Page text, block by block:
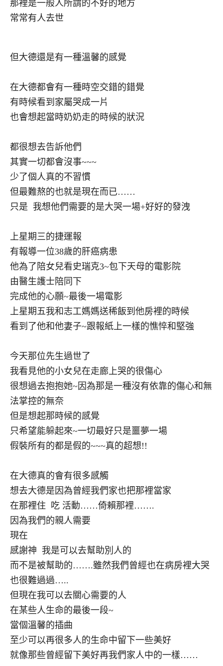
那裡是一般人所謂的不好的地方
常常有人去世
但大德還是有一種溫馨的感覺
在大德都會有一種時空交錯的錯覺
有時候看到家屬哭成一片
也會想起當時奶奶走的時候的狀況
都很想去告訴他們
其實一切都會沒事~~~
少了個人真的不習慣
但最難熬的也就是現在而已……
只是 我想他們需要的是大哭一場+好好的發洩
上星期三的捷運報
有報導一位38歲的肝癌病患
他為了陪女兒看史瑞克3~包下天母的電影院
由醫生護士陪同下
完成他的心願~最後一場電影
上星期五我和志工媽媽送稀飯到他房裡的時候
看到了他和他妻子~跟報紙上一樣的憔悴和堅強
今天那位先生過世了
我看見他的小女兒在走廊上哭的很傷心
很想過去抱抱她~因為那是一種沒有依靠的傷心和無
法掌控的無奈
但是想起那時候的感覺
只希望能躲起來~一切最好只是噩夢一場
假裝所有的都是假的~~~真的超想!!
在大德真的會有很多感觸
想去大德是因為曾經我們家也把那裡當家
在那裡住 吃 活動……倚賴那裡…….
因為我們的親人需要
現在
感謝神 我是可以去幫助別人的
而不是被幫助的…….雖然我們曾經也在病房裡大哭
也很難過過…..
但現在我可以去關心需要的人
在某些人生命的最後一段~
當個溫馨的插曲
至少可以再很多人的生命中留下一些美好
就像那些曾經留下美好再我們家人中的一樣……